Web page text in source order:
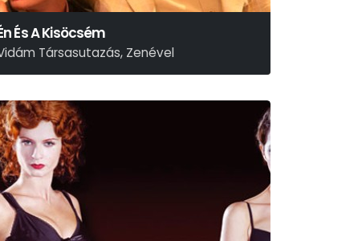
És A Kisöcsém
Társasutazás, Zenével
– Szilágyi